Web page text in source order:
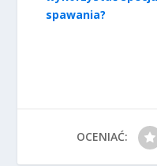
spawania?
OCENIAĆ: